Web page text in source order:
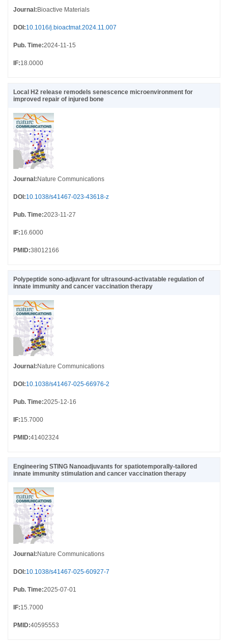
Journal:Bioactive Materials
DOI:10.1016/j.bioactmat.2024.11.007
Pub. Time:2024-11-15
IF:18.0000
Local H2 release remodels senescence microenvironment for
improved repair of injured bone
Journal : Nature Communications
DOI :10.1038/s41467-023-43618-z
Pub. Time:2023-11-27
IF:16.6000
PMID:38012166
Polypeptide sono-adjuvant for ultrasound-activatable regulation of
innate immunity and cancer vaccination therapy
Journal : Nature Communications
DOI :10.1038/s41467-025-66976-2
Pub. Time:2025-12-16
IF:15.7000
PMID:41402324
Engineering STING Nanoadjuvants for spatiotemporally-tailored
innate immunity stimulation and cancer vaccination therapy
Journal:Nature Communications
DOI:10.1038/s41467-025-60927-7
Pub. Time:2025-07-01
IF:15.7000
PMID:40595553